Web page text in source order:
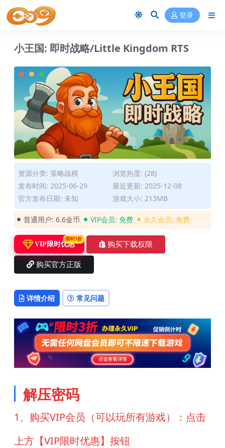
登录
小王国: 即时战略/Little Kingdom RTS
资源分类: 策略战棋
浏览热度: (28)
发布时间: 2025-06-29
最近更新: 2025-12-08
官方发布日期: 未知
游戏大小: 213MB
普通用户: 6.6金币 VIP会员: 免费 永久会员: 免费
VIP限时优惠
限时3折
购买下载权限
购买官方正版
详情介绍 常见问题
解压密码
1、购买VIP会员（可以玩所有游戏）：点击
上方【VIP限时优惠】按钮